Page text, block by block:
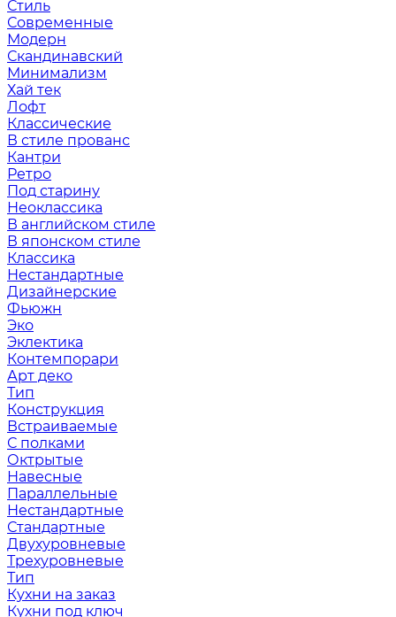
Стиль
Современные
Модерн
Скандинавский
Минимализм
Хай тек
Лофт
Классические
В стиле прованс
Кантри
Ретро
Под старину
Неоклассика
В английском стиле
В японском стиле
Классика
Нестандартные
Дизайнерские
Фьюжн
Эко
Эклектика
Контемпорари
Арт деко
Тип
Конструкция
Встраиваемые
С полками
Октрытые
Навесные
Параллельные
Нестандартные
Стандартные
Двухуровневые
Трехуровневые
Тип
Кухни на заказ
Кухни под ключ